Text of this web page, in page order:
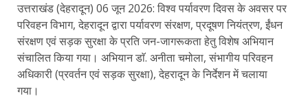
उत्तराखंड (देहरादून) 06 जून 2026: विश्व पर्यावरण दिवस के अवसर पर
परिवहन विभाग, देहरादून द्वारा पर्यावरण संरक्षण, प्रदूषण नियंत्रण, ईंधन
संरक्षण एवं सड़क सुरक्षा के प्रति जन-जागरूकता हेतु विशेष अभियान
संचालित किया गया। अभियान डाॅ. अनीता चमोला, संभागीय परिवहन
अधिकारी (प्रवर्तन एवं सड़क सुरक्षा), देहरादून के निर्देशन में चलाया
गया।